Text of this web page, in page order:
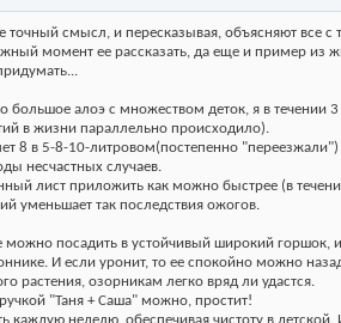
смысл, и пересказывая, объясняют все с
момент ее рассказать, да еще и пример из
большое алоэ с множеством деток, я в течении
в жизни параллельно происходило).
8 в 5-8-10-литровом(постепенно "переезжали")
несчастных случаев.
лист приложить как можно быстрее (в
уменьшает так последствия ожогов.
посадить в устойчивый широкий горшок, и
И если уронит, то ее спокойно можно
растения, озорникам легко вряд ли удастся.
"Таня + Саша" можно, простит!